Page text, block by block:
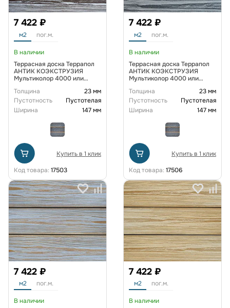
7 422 ₽
м2 пог.м.
В наличии
Террасная доска Террапол
АНТИК КОЭКСТРУЗИЯ
Мультиколор 4000 или
Толщина
23 мм
Пустотность
Пустотелая
Ширина
147 мм
Купить в 1 клик
Код товара: 17503
7 422 ₽
м2 пог.м.
В наличии
Террасная доска Террапол
АНТИК КОЭКСТРУЗИЯ
Мультиколор 4000 или
Феникс
Толщина
23 мм
Пустотность
Пустотелая
Ширина
147 мм
Купить в 1 клик
Код товара: 17506
7 422 ₽
м2 пог.м.
В наличии
7 422 ₽
м2 пог.м.
В наличии